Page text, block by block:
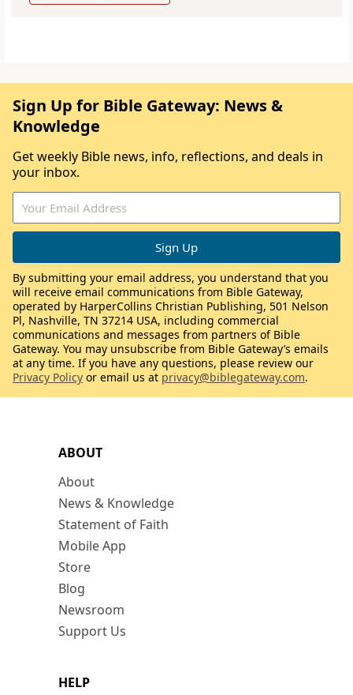
ABOUT
About
News & Knowledge
Statement of Faith
Mobile App
Store
Blog
Newsroom
Support Us
HELP
Sign Up for Bible Gateway: News &
Knowledge
Get weekly Bible news, info, reflections, and deals in
your inbox.
By submitting your email address, you understand that you
will receive email communications from Bible Gateway,
operated by HarperCollins Christian Publishing, 501 Nelson
Pl, Nashville, TN 37214 USA, including commercial
communications and messages from partners of Bible
Gateway. You may unsubscribe from Bible Gateway’s emails
at any time. If you have any questions, please review our
Privacy Policy or email us at privacy@biblegateway.com.